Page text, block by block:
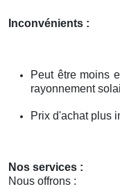
Inconvénients :
Peut être moins
rayonnement
Prix d'achat plus
Nos services :
Nous offrons :